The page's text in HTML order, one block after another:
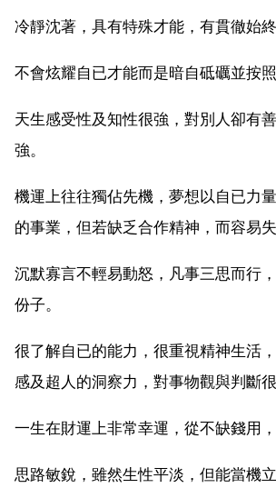
冷靜沈著，具有特殊才能，有貫徹始終
不會炫耀自已才能而是暗自砥礪並按照
天生感受性及知性很強，對別人卻有
強。
機運上往往獨佔先機，夢想以自已力
的事業，但若缺乏合作精神，而容易失
沉默寡言不輕易動怒，凡事三思而行
份子。
很了解自已的能力，很重視精神生活
感及超人的洞察力，對事物觀與判斷很
一生在財運上非常幸運，從不缺錢用，
思路敏銳，雖然生性平淡，但能當機